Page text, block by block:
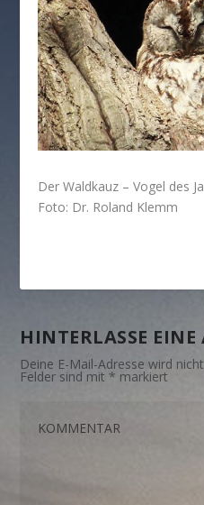
Der Waldkauz – Vogel des
Foto: Dr. Roland Klemm
HINTERLASSE
Deine E-Mail-Adresse wird
Felder sind mit* markiert